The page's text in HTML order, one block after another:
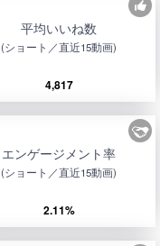
平均いいね数
(ショート／直近15動画)
4,817
エンゲージメント率
(ショート／直近15動画)
2.11%